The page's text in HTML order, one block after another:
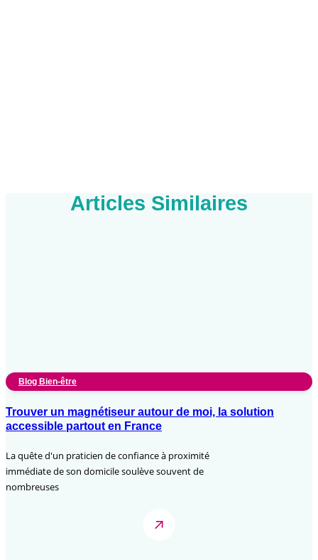
Articles Similaires
Blog Bien-être
Trouver un magnétiseur autour de moi, la solution
accessible partout en France
La quête d'un praticien de confiance à proximité
immédiate de son domicile soulève souvent de
nombreuses